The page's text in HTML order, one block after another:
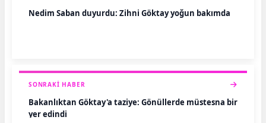
Nedim Saban duyurdu: Zihni Göktay yoğun bakımda
SONRAKI HABER
Bakanlıktan Göktay'a taziye: Gönüllerde müstesna bir
yer edindi